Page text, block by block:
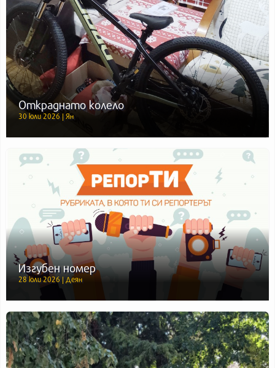
Откраднато колело
30 юли 2026 | Ян
Изгубен номер
28 юли 2026 | Деян